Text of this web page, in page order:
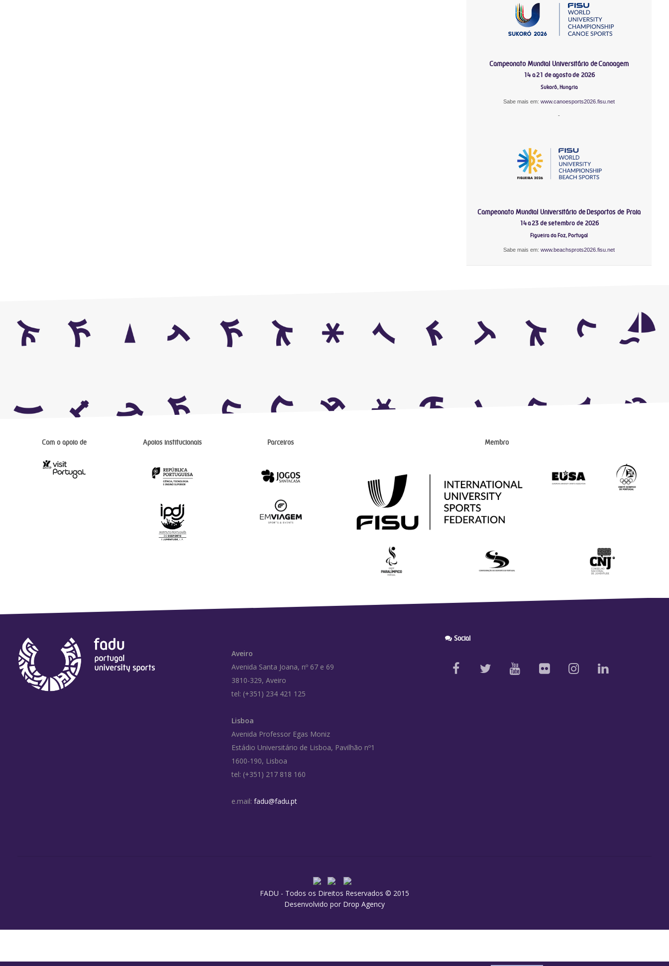
Campeonato Mundial Universitário de Canoagem
14 a 21 de agosto de 2026
Sukoró, Hungria
Sabe mais em:www.canoesports2026.fisu.net
-
Campeonato Mundial Universitário de Desportos de Praia
14 a 23 de setembro de 2026
Figueira da Foz, Portugal
Sabe mais em:www.beachsprots2026.fisu.net
Com o apoio de Apoios institucionais Parceiros Membro
Aveiro
Avenida Santa Joana, nº 67 e 69
3810-329, Aveiro
tel: (+351) 234 421 125
Lisboa
Avenida Professor Egas Moniz
Estádio Universitário de Lisboa, Pavilhão nº1
1600-190, Lisboa
tel: (+351) 217 818 160
e.mail: fadu@fadu.pt
Social
FADU - Todos os Direitos Reservados © 2015
Desenvolvido por Drop Agency